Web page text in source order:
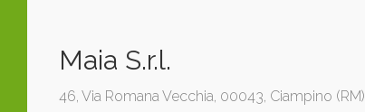
Maia S.r.l.
46, Via Romana Vecchia, 00043, Ciampino (RM)